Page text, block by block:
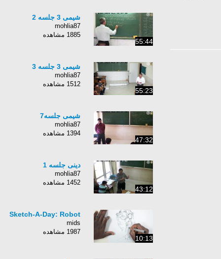
55:44
شیمی 3 جلسه 2
mohlia87
1885 مشاهده
55:23
شیمی 3 جلسه 3
mohlia87
1512 مشاهده
47:32
شیمی جلسه7
mohlia87
1394 مشاهده
43:12
دینی جلسه 1
mohlia87
1452 مشاهده
10:13
Sketch-A-Day: Robot
mids
1987 مشاهده